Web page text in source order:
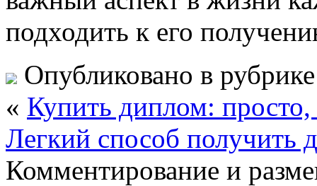
подходить к его
Опубликовано в
« Купить диплом:
Легкий способ получить
Комментирование и